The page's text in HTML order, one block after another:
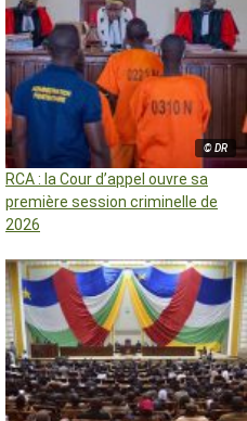
© DR
RCA : la Cour d’appel ouvre sa
première session criminelle de
2026